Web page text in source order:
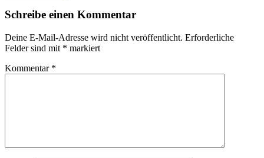
Schreibe einen Kommentar
Deine E-Mail-Adresse wird nicht veröffentlicht. Erforderliche
Felder sind mit * markiert
Kommentar *